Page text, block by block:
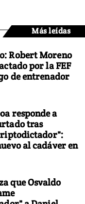
Más leídas
Robert Moreno
por la FEF
de entrenador
responde a
tras
al cadáver en
que Osvaldo